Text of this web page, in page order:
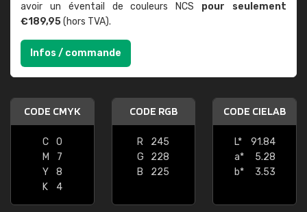
avoir un éventail de couleurs NCS pour seulement
€189,95(hors TVA).
Infos / commande
CODE CMYK
C
0
M
7
Y
8
K
4
CODE RGB
R
245
G
228
B
225
CODE CIELAB
L*
91.84
a*
5.28
b*
3.53